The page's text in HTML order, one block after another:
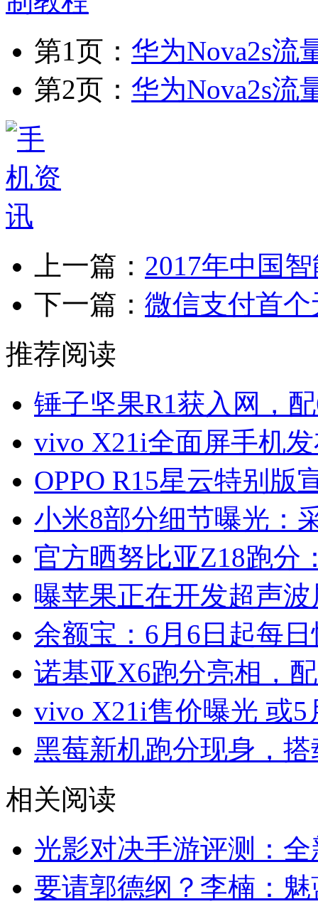
第1页： 华为Nova2s流
第2页： 华为Nova2s流
上一篇： 2017年中国
下一篇： 微信支付首
推荐阅读
锤子坚果R1获入网，
vivo X21i全面屏手机
OPPO R15星云特别版
小米8部分细节曝光：
官方晒努比亚Z18跑分
曝苹果正在开发超声
余额宝：6月6日起每
诺基亚X6跑分亮相，
vivo X21i售价曝光 或5
黑莓新机跑分现身，搭
相关阅读
光影对决手游评测：
要请郭德纲？李楠：